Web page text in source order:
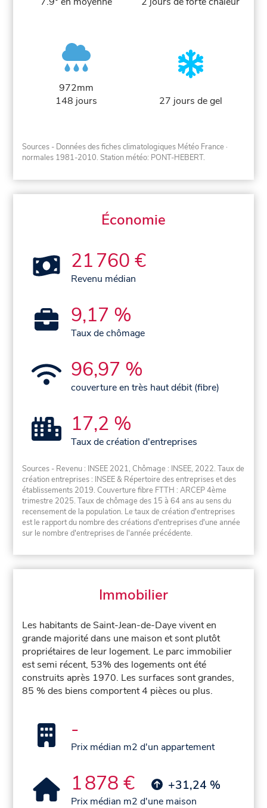
972mm
148 jours
27 jours de gel
Sources - Données des fiches climatologiques Météo France ·
normales 1981-2010. Station météo: PONT-HEBERT.
Économie
21 760 €
Revenu médian
9,17 %
Taux de chômage
96,97 %
couverture en très haut débit (fibre)
17,2 %
Taux de création d'entreprises
Sources - Revenu : INSEE 2021, Chômage : INSEE, 2022. Taux de
création entreprises : INSEE & Répertoire des entreprises et des
établissements 2019. Couverture fibre FTTH : ARCEP 4ème
trimestre 2025. Taux de chômage des 15 à 64 ans au sens du
recensement de la population. Le taux de création d'entreprises
est le rapport du nombre des créations d'entreprises d'une année
sur le nombre d'entreprises de l'année précédente.
Immobilier
Les habitants de Saint-Jean-de-Daye vivent en
grande majorité dans une maison et sont plutôt
propriétaires de leur logement. Le parc immobilier
est semi récent, 53% des logements ont été
construits après 1970. Les surfaces sont grandes,
85 % des biens comportent 4 pièces ou plus.
-
Prix médian m2 d'un appartement
1 878 € +31,24 %
Prix médian m2 d'une maison